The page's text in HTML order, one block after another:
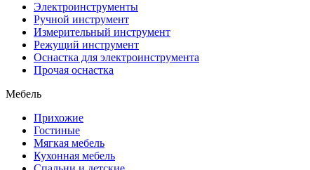
Электроинструменты
Ручной инструмент
Измерительный инструмент
Режущий инструмент
Оснастка для электроинструмента
Прочая оснастка
Мебель
Прихожие
Гостиные
Мягкая мебель
Кухонная мебель